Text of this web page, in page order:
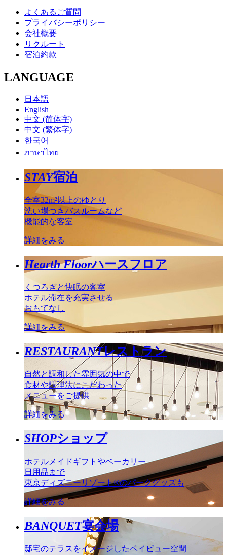
よくあるご質問
プライバシーポリシー
会社概要
リクルート
宿泊約款
LANGUAGE
日本語
English
中文 (简体字)
中文 (繁体字)
한국어
ภาษาไทย
STAY宿泊
全室32m²以上のゆとり
洗い場つきバスルームなど
機能的な客室
詳細をみる
Hearth Floorハースフロア
くつろぎと快眠の客室
ホテル滞在を充実させる
おもてなし
詳細をみる
RESTAURANTレストラン
自然と調和した雰囲気の中で
食材や調理法にこだわった
メニューをご提供
詳細をみる
SHOPショップ
ホテルメイドギフトやベーカリー
日用品まで
東京ディズニーリゾート®のパークグッズも
詳細をみる
BANQUET宴会場
邸宅のテラスをイメージしたベイビュー空間